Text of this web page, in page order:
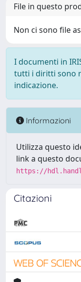
File in questo
Non ci sono file
I documenti in
tutti i diritti sono
indicazione.
Informazioni
Utilizza questo
link a questo
https://
Citazioni